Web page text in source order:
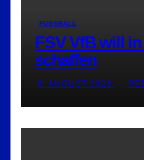
FUSSBALL
FSV VfB will
schaffen
6. AUGUST 2026